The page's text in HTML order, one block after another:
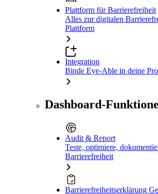
Plattform für Barrierefreiheit
Alles zur digitalen
Plattform
Integration
Binde Eye-Able in deine
Dashboard-
Audit & Report
Teste, optimiere,
Barrierefreiheit
Barrierefreiheitserklärung